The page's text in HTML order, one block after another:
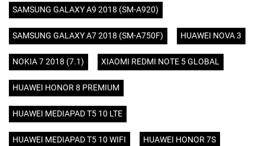
SAMSUNG GALAXY A9 2018 (SM-A920)
SAMSUNG GALAXY A7 2018 (SM-A750F) HUAWEI NOVA 3
NOKIA 7 2018 (7.1) XIAOMI REDMI NOTE 5 GLOBAL
HUAWEI HONOR 8 PREMIUM
HUAWEI MEDIAPAD T5 10 LTE
HUAWEI MEDIAPAD T5 10 WIFI HUAWEI HONOR 7S